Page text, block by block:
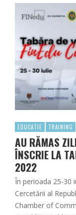
EDUCATIE TRAINING
AU RĂMAS
ÎNSCRIE LA
2022
În perioada 25-30
Cercetării al
Chamber of